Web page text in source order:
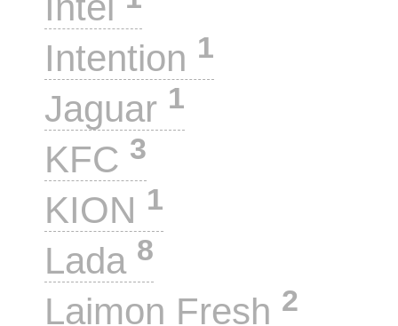
Intention 1
Jaguar 1
KFC 3
KION 1
Lada 8
Laimon Fresh 2